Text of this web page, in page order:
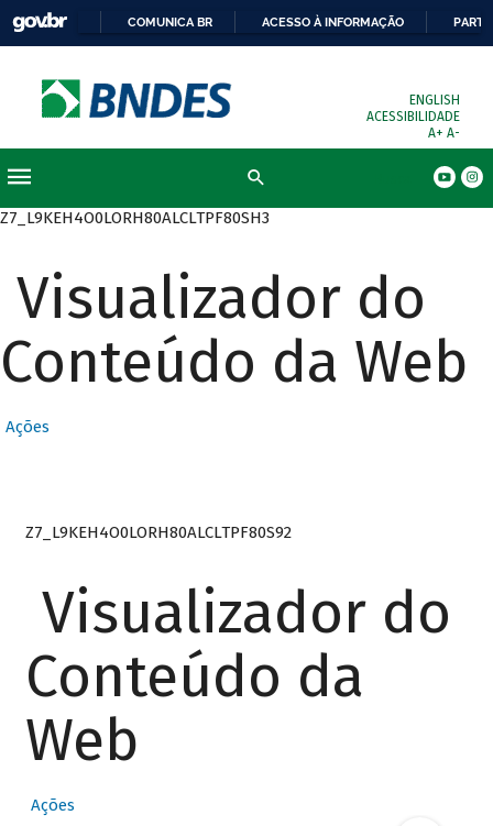
COMUNICA BR ACESSO À INFORMAÇÃO
ENGLISH
ACESSIBILIDADE
A+ A-
Z7_L9KEH4O0LORH80ALCLTPF80SH3
Visualizador do
Conteúdo da Web
Ações
Z7_L9KEH4O0LORH80ALCLTPF80S92
Visualizador do
Conteúdo da
Web
Ações